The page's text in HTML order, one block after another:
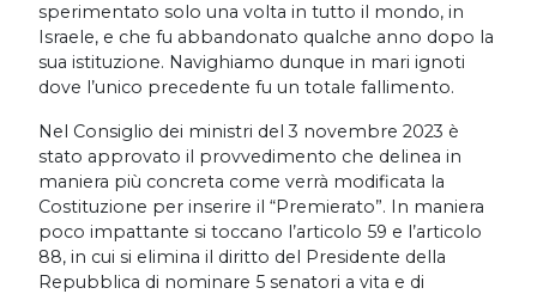
sperimentato solo una volta in tutto il mondo, in
Israele, e che fu abbandonato qualche anno dopo la
sua istituzione. Navighiamo dunque in mari ignoti
dove l’unico precedente fu un totale fallimento.
Nel Consiglio dei ministri del 3 novembre 2023 è
stato approvato il provvedimento che delinea in
maniera più concreta come verrà modificata la
Costituzione per inserire il “Premierato”. In maniera
poco impattante si toccano l’articolo 59 e l’articolo
88, in cui si elimina il diritto del Presidente della
Repubblica di nominare 5 senatori a vita e di